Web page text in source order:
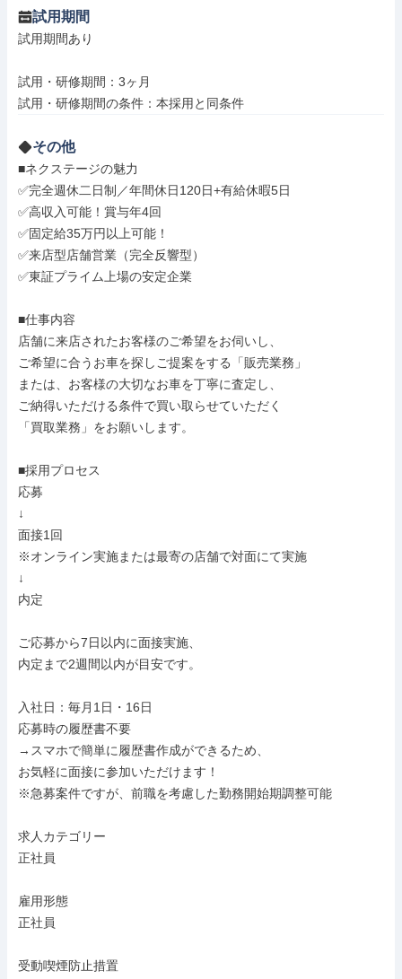
試用期間
試用期間あり
試用・研修期間：3ヶ月
その他
■ネクステージの魅力
✅完全週休二日制／年間休日120日+有給休暇5日
✅高収入可能！賞与年4回
✅固定給35万円以上可能！
✅来店型店舗営業（完全反響型）
✅東証プライム上場の安定企業
■仕事内容
店舗に来店されたお客様のご希望をお伺いし、
ご希望に合うお車を探しご提案をする「販売業務」
または、お客様の大切なお車を丁寧に査定し、
ご納得いただける条件で買い取らせていただく
「買取業務」をお願いします。
■採用プロセス
応募
↓
面接1回
※オンライン実施または最寄の店舗で対面にて実施
↓
内定
ご応募から7日以内に面接実施、
内定まで2週間以内が目安です。
入社日：毎月1日・16日
応募時の履歴書不要
→スマホで簡単に履歴書作成ができるため、
お気軽に面接に参加いただけます！
※急募案件ですが、前職を考慮した勤務開始期調整可能
求人カテゴリー
正社員
雇用形態
正社員
受動喫煙防止措置